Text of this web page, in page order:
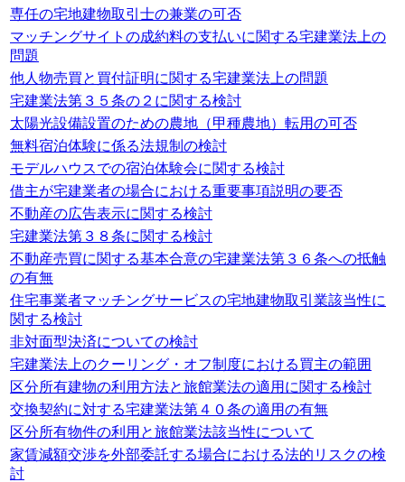
専任の宅地建物取引士の兼業の可否
マッチングサイトの成約料の支払いに関する宅建業法上の
問題
他人物売買と買付証明に関する宅建業法上の問題
宅建業法第３５条の２に関する検討
太陽光設備設置のための農地（甲種農地）転用の可否
無料宿泊体験に係る法規制の検討
モデルハウスでの宿泊体験会に関する検討
借主が宅建業者の場合における重要事項説明の要否
不動産の広告表示に関する検討
宅建業法第３８条に関する検討
不動産売買に関する基本合意の宅建業法第３６条への抵触
の有無
住宅事業者マッチングサービスの宅地建物取引業該当性に
関する検討
非対面型決済についての検討
宅建業法上のクーリング・オフ制度における買主の範囲
区分所有建物の利用方法と旅館業法の適用に関する検討
交換契約に対する宅建業法第４０条の適用の有無
区分所有物件の利用と旅館業法該当性について
家賃減額交渉を外部委託する場合における法的リスクの検
討